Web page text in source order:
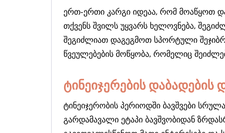
ერთ-ერთი კარგი იდეაა, რომ მოაწყოთ
თქვენს შვილს უყვარს ხელოვნება,
შეგიძლიათ დაგეგმოთ სპორტული
წვეულებების მოწყობა, რომელიც
ტინეიჯერების დაბადების
ტინეიჯერობის პერიოდში ბავშვები
გარდამავალი ეტაპი ბავშვობიდან